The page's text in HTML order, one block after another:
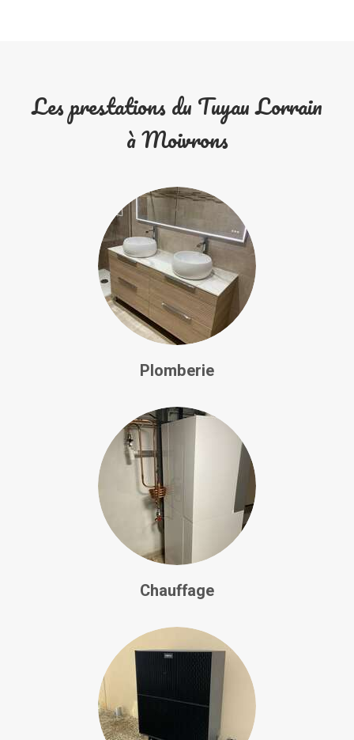
Les prestations du Tuyau Lorrain
à Moivrons
Plomberie
Chauffage